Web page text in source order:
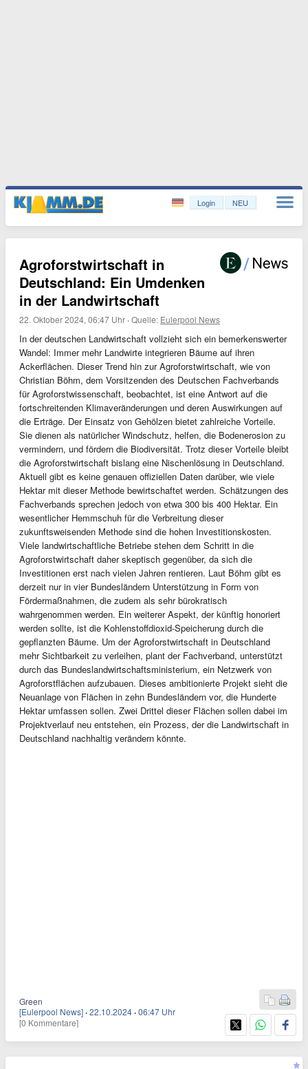
Login NEU
Agroforstwirtschaft in
Deutschland: Ein Umdenken
in der Landwirtschaft
22. Oktober 2024, 06:47 Uhr ·Quelle: Eulerpool News
In der deutschen Landwirtschaft vollzieht sich ein bemerkenswerter
Wandel: Immer mehr Landwirte integrieren Bäume auf ihren
Ackerflächen. Dieser Trend hin zur Agroforstwirtschaft, wie von
Christian Böhm, dem Vorsitzenden des Deutschen Fachverbands
für Agroforstwissenschaft, beobachtet, ist eine Antwort auf die
fortschreitenden Klimaveränderungen und deren Auswirkungen auf
die Erträge. Der Einsatz von Gehölzen bietet zahlreiche Vorteile.
Sie dienen als natürlicher Windschutz, helfen, die Bodenerosion zu
vermindern, und fördern die Biodiversität. Trotz dieser Vorteile bleibt
die Agroforstwirtschaft bislang eine Nischenlösung in Deutschland.
Aktuell gibt es keine genauen offiziellen Daten darüber, wie viele
Hektar mit dieser Methode bewirtschaftet werden. Schätzungen des
Fachverbands sprechen jedoch von etwa 300 bis 400 Hektar. Ein
wesentlicher Hemmschuh für die Verbreitung dieser
zukunftsweisenden Methode sind die hohen Investitionskosten.
Viele landwirtschaftliche Betriebe stehen dem Schritt in die
Agroforstwirtschaft daher skeptisch gegenüber, da sich die
Investitionen erst nach vielen Jahren rentieren. Laut Böhm gibt es
derzeit nur in vier Bundesländern Unterstützung in Form von
Fördermaßnahmen, die zudem als sehr bürokratisch
wahrgenommen werden. Ein weiterer Aspekt, der künftig honoriert
werden sollte, ist die Kohlenstoffdioxid-Speicherung durch die
gepflanzten Bäume. Um der Agroforstwirtschaft in Deutschland
mehr Sichtbarkeit zu verleihen, plant der Fachverband, unterstützt
durch das Bundeslandwirtschaftsministerium, ein Netzwerk von
Agroforstflächen aufzubauen. Dieses ambitionierte Projekt sieht die
Neuanlage von Flächen in zehn Bundesländern vor, die Hunderte
Hektar umfassen sollen. Zwei Drittel dieser Flächen sollen dabei im
Projektverlauf neu entstehen, ein Prozess, der die Landwirtschaft in
Deutschland nachhaltig verändern könnte.
Green
[Eulerpool News] ·22.10.2024 ·06:47 Uhr
[0 Kommentare]